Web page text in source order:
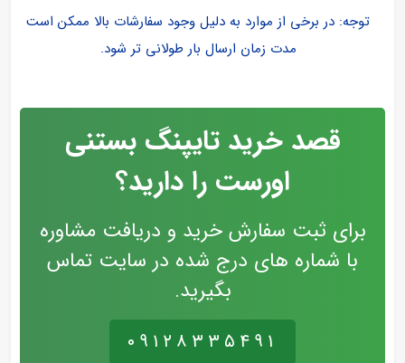
توجه: در برخی از موارد به دلیل وجود سفارشات بالا ممکن است
مدت زمان ارسال بار طولانی تر شود.
قصد خرید تایپنگ بستنی
اورست را دارید؟
برای ثبت سفارش خرید و دریافت مشاوره
با شماره های درج شده در سایت تماس
بگیرید.
۰۹۱۲۸۳۳۵۴۹۱